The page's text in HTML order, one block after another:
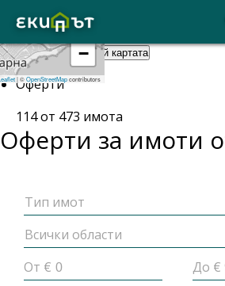
+
−
|©OpenStreetMapcontributors
Покажи картата Скрий картата
Начало
Оферти
114от 473 имота
Оферти за имоти
Тип имот
Всички области
От €
До €